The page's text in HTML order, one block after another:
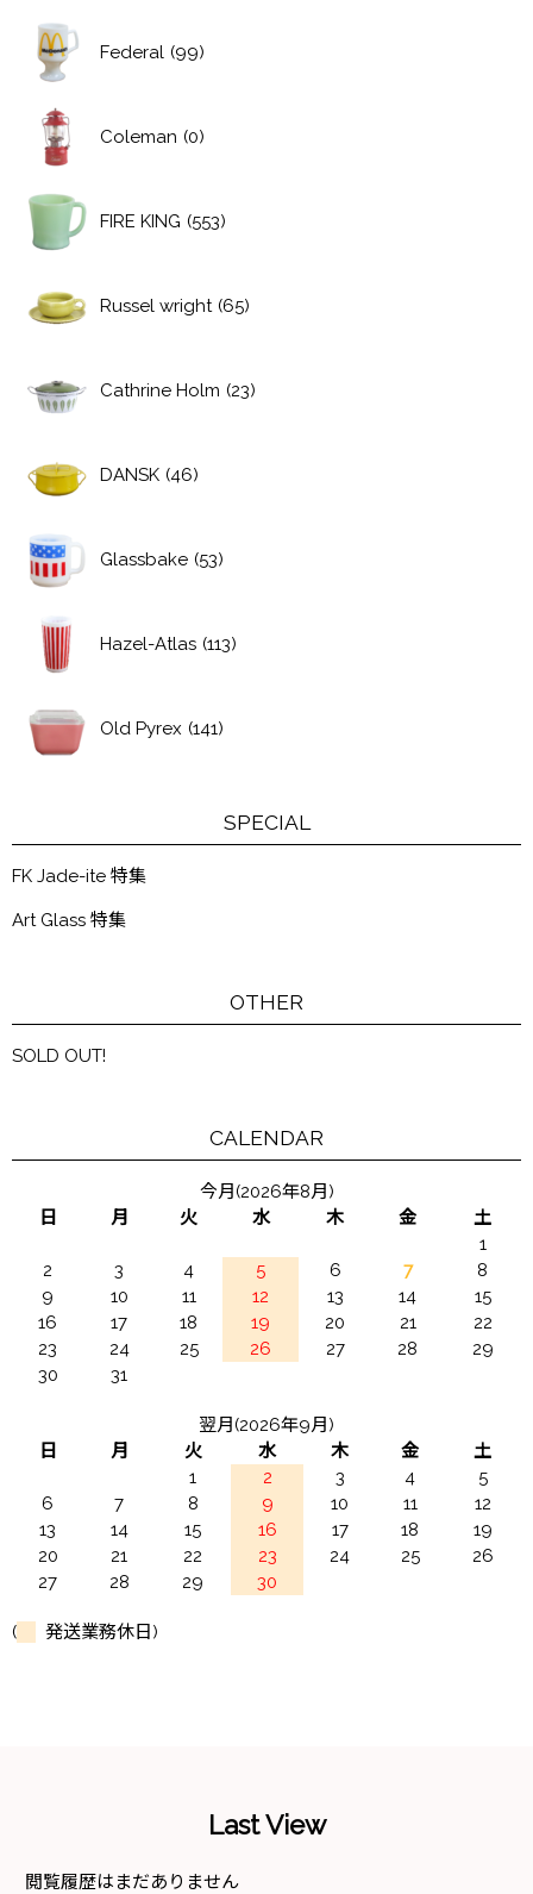
Federal (99)
Coleman (0)
FIRE KING (553)
Russel wright (65)
Cathrine Holm (23)
DANSK (46)
Glassbake (53)
Hazel-Atlas (113)
Old Pyrex (141)
SPECIAL
FK Jade-ite 特集
Art Glass 特集
OTHER
SOLD OUT!
CALENDAR
今月(2026年8月)
日
月 火 水 木 金
土
1
2
3 4 5 6 7
8
9
10 11 12 13 14
15
16
17 18 19 20 21
22
23
24 25 26 27 28
29
30
31
翌月(2026年9月)
日
月 火 水 木 金
土
1
2 3 4
5
6
7 8 9 10 11
12
13
14 15 16 17 18
19
20
21 22 23 24 25
26
27
28 29 30
( 発送業務休日)
Last View
閲覧履歴はまだありません